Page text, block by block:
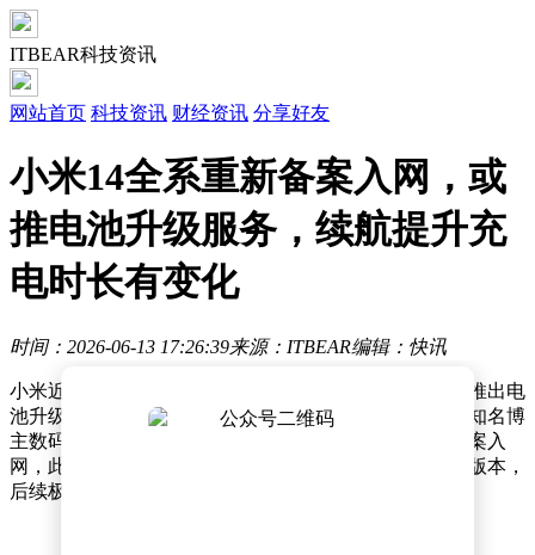
ITBEAR科技资讯
网站首页 科技资讯 财经资讯 分享好友
小米14全系重新备案入网，或
推电池升级服务，续航提升充
电时长有变化
时间：2026-06-13 17:26:39来源：ITBEAR编辑：快讯
小米近期在电池升级服务方面动作频频，继小米13系列推出电
池升级方案后，小米14全系也传来新动态。据科技领域知名博
主数码闲聊站披露，小米14全系机型近期已完成重新备案入
网，此次备案的机型很可能是配备更大容量电池的验证版本，
后续极有可能面向用户开放电池更换服务。